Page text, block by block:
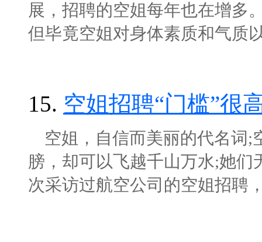
展，招聘的空姐每年也在增多
但毕竟空姐对身体素质和气质
15. 空姐招聘“门槛”很
空姐，自信而美丽的代名词;
膀，却可以飞越千山万水;她
次采访过航空公司的空姐招聘